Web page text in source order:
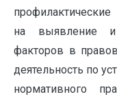
на выявление и
факторов в
деятельность по
нормативного